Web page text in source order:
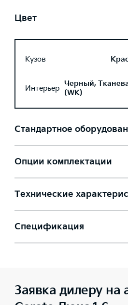
Цвет
Кузов
Интерьер Черный,
(WK)
Стандартное
Опции комплектации
Технические
Спецификация
Заявка дилеру на